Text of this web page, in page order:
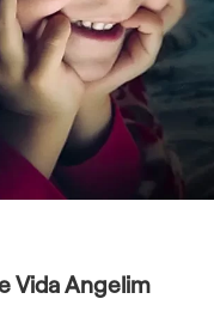
Vida Angelim